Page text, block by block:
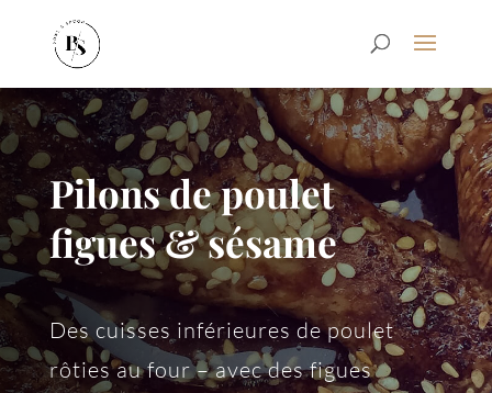
Pilons de poulet
figues & sésame
Des cuisses inférieures de poulet
rôties au four – avec des figues